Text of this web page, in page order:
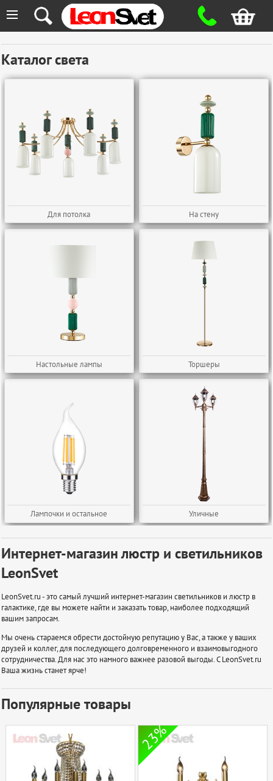
≡
Каталог света
Для потолка На стену
Настольные лампы Торшеры
Лампочки и остальное Уличные
Интернет-магазин люстр и светильников
LeonSvet
LeonSvet.ru - это самый лучший интернет-магазин светильников и люстр в
галактике, где вы можете найти и заказать товар, наиболее подходящий
вашим запросам.
Мы очень стараемся обрести достойную репутацию у Вас, а также у ваших
друзей и коллег, для последующего долговременного и взаимовыгодного
сотрудничества. Для нас это намного важнее разовой выгоды. С LeonSvet.ru
Ваша жизнь станет ярче!
Популярные товары
23%